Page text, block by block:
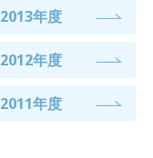
2013年度
2012年度
2011年度